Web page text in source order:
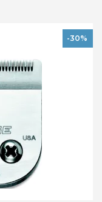
-30%